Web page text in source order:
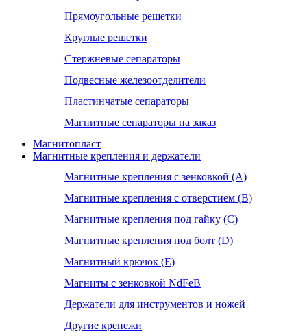
Прямоугольные решетки
Круглые решетки
Стержневые сепараторы
Подвесные железоотделители
Пластинчатые сепараторы
Магнитные сепараторы на заказ
Магнитопласт
Магнитные крепления и держатели
Магнитные крепления с зенковкой (А)
Магнитные крепления с отверстием (В)
Магнитные крепления под гайку (С)
Магнитные крепления под болт (D)
Магнитный крючок (Е)
Магниты с зенковкой NdFeB
Держатели для инструментов и ножей
Другие крепежи